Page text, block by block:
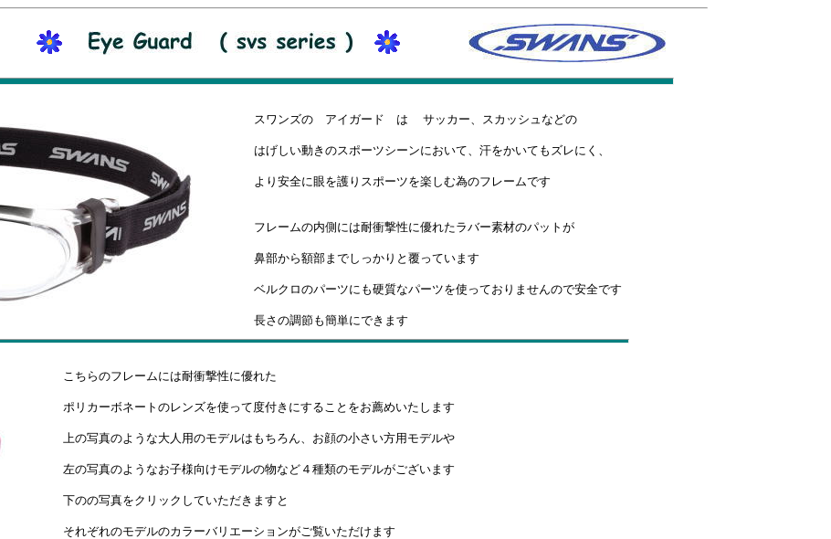
スワンズの アイガード は サッカー、スカッシュなどの
はげしい動きのスポーツシーンにおいて、汗をかいてもズレにく、
より安全に眼を護りスポーツを楽しむ為のフレームです
フレームの内側には耐衝撃性に優れたラバー素材のパットが
鼻部から額部までしっかりと覆っています
ベルクロのパーツにも硬質なパーツを使っておりませんので安全です
長さの調節も簡単にできます
こちらのフレームには耐衝撃性に優れた
ポリカーボネートのレンズを使って度付きにすることをお薦めいたします
上の写真のような大人用のモデルはもちろん、お顔の小さい方用モデルや
左の写真のようなお子様向けモデルの物など４種類のモデルがございます
下のの写真をクリックしていただきますと
それぞれのモデルのカラーバリエーションがご覧いただけます